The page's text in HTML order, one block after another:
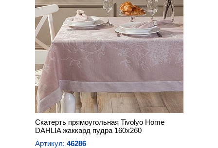
Скатерть прямоугольная Tivolyo Home
DAHLIA жаккард пудра 160х260
Артикул: 46286